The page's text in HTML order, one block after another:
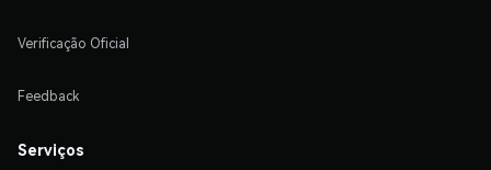
Verificação Oficial
Feedback
Serviços